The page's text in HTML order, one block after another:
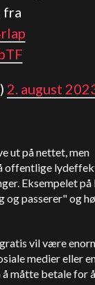
fra
2. august
ut på nettet, men
offentlige
Eksempelet på
og passerer" og
vil være
medier eller
måtte betale for